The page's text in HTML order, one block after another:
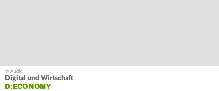
Digital und Wirtschaft
D:ECONOMY